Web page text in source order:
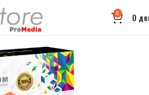
0 0